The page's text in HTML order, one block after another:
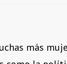
más